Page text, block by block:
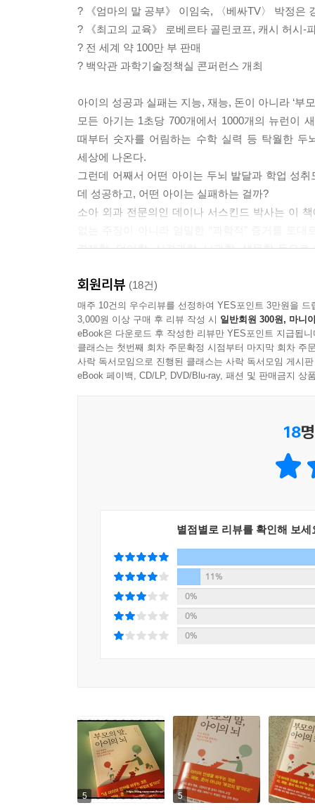
? 《엄마의 말 공부》 이임숙, 〈베싸TV〉 박정은
? 《최고의 교육》 로베르타 골린코프, 캐시 허시-
? 전 세계 약 100만 부 판매
? 백악관 과학기술정책실 콘퍼런스 개최
아이의 성공과 실패는 지능, 재능, 돈이 아니라 ‘부
모든 아기는 1초당 700개에서 1000개의 뉴런이
때부터 숫자를 어림하는 수학 실력 등 탁월한 두
세상에 나온다.
그런데 어째서 어떤 아이는 두뇌 발달과 학업 성
데 성공하고, 어떤 아이는 실패하는 걸까?
소아 외과 전문의인 데이나 서스킨드 박사는 이
경제학, 언어학, 신경과학, 뇌과학, 생물학 등으
“아이의 두뇌는 3세까지 대부분 완성된다.” “아이
이러한 서스킨드 박사의 연구는 백악관까지 나
것으로 평가받으면서 전 세계에 약 100만 부가 팔
아이의 학업과 진로, 인생에서 성공은 타고난 지
따뜻한 말 한마디로 결정된다. 아이의 능력은 고
이 책이 알려 주는 이러한 육아와 교육의 과학적
두뇌 발달과 학업 성취도는 아이가 듣는 말의 양과
격차가 난다. 말의 양만이 아니라 질, 즉 말의 종
그전까지는 아이가 공부를 잘하고 못하고는 타고
성취도에서 나타나는 현저하고 예측 가능한 격차
생애 초기 언어 환경의 중요성은 신경과학(뇌
신경가소성은 태어나서 3~4세까지 어린 뇌에서
그만큼 중요한 “결정적 시기”라는 뜻이다.
이처럼 아이의 성공은 태어난 첫날부터 듣는 “
것으로 연구 결과 밝혀졌다.
자연스럽고 간편하지만 효과만큼은 최고인 부모의
부모의 말이 지닌 힘이 이토록 막강하다면 부모
두뇌와 학습 발달을 돕는 너무나 자연스럽고 간
회원리뷰 (18건)
매주 10건의 우수리뷰를 선정하여 YES포인트 3만원을 드
3,000원 이상 구매 후 리뷰 작성 시 일반회원 300원, 마니
eBook은 다운로드 후 작성한 리뷰만 YES포인트 지급됩니
클래스는 첫번째 회차 주문확정 시점부터 마지막 회차 주
사락 독서모임으로 진행된 클래스는 사락 독서모임 게시
eBook 페이백, CD/LP, DVD/Blu-ray, 패션 및 판매금지 상
18
별점별로 리뷰를 확인해 보세
11%
0%
0%
0%
5 5